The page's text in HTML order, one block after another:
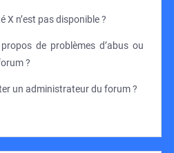
n’est pas disponible ?
de problèmes d’abus ou
?
un administrateur du forum ?